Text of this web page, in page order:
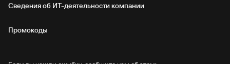
Сведения об ИТ‑деятельности компании
Промокоды